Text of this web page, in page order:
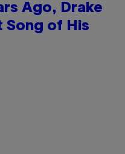
Ago, Drake
Song of His